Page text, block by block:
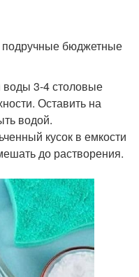
бюджетные
воды 3-4 столовые
Оставить на
водой.
кусок в емкости
до растворения.